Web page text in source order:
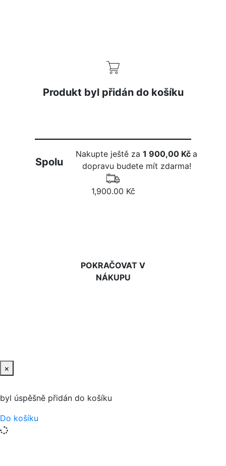
Produkt byl přidán do košíku
Spolu
Nakupte ještě za1 900,00 Kča
dopravu budete mít zdarma!
1,900.00 Kč
POKRAČOVAT V
NÁKUPU
×
byl úspěšně přidán do košíku
Do košíku